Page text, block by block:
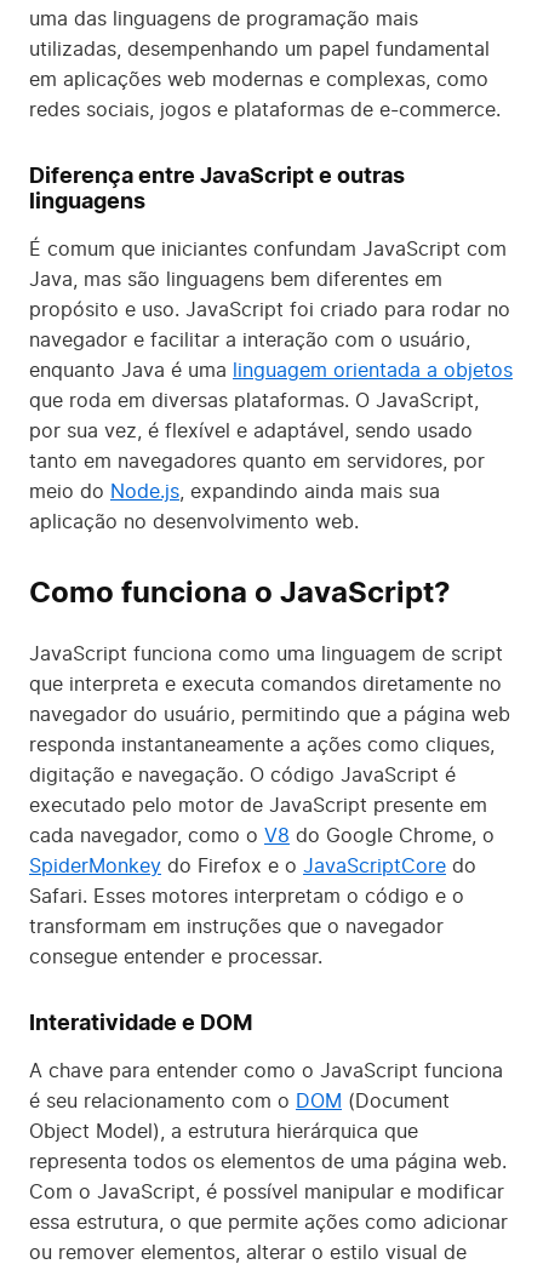
uma das linguagens de programação mais
utilizadas, desempenhando um papel fundamental
em aplicações web modernas e complexas, como
redes sociais, jogos e plataformas de e-commerce.
Diferença entre JavaScript e outras
linguagens
É comum que iniciantes confundam JavaScript com
Java, mas são linguagens bem diferentes em
propósito e uso. JavaScript foi criado para rodar no
navegador e facilitar a interação com o usuário,
enquanto Java é uma
linguagem orientada a objetos
que roda em diversas plataformas. O JavaScript,
por sua vez, é flexível e adaptável, sendo usado
tanto em navegadores quanto em servidores, por
meio do Node.js , expandindo ainda mais sua
aplicação no desenvolvimento web.
Como funciona o JavaScript?
JavaScript funciona como uma linguagem de script
que interpreta e executa comandos diretamente no
navegador do usuário, permitindo que a página web
responda instantaneamente a ações como cliques,
digitação e navegação. O código JavaScript é
executado pelo motor de JavaScript presente em
cada navegador, como o V8 do Google Chrome, o
SpiderMonkey do Firefox e o JavaScriptCore do
Safari. Esses motores interpretam o código e o
transformam em instruções que o navegador
consegue entender e processar.
Interatividade e DOM
A chave para entender como o JavaScript funciona
é seu relacionamento com o
DOM (Document
Object Model), a estrutura hierárquica que
representa todos os elementos de uma página web.
Com o JavaScript, é possível manipular e modificar
essa estrutura, o que permite ações como adicionar
ou remover elementos, alterar o estilo visual de